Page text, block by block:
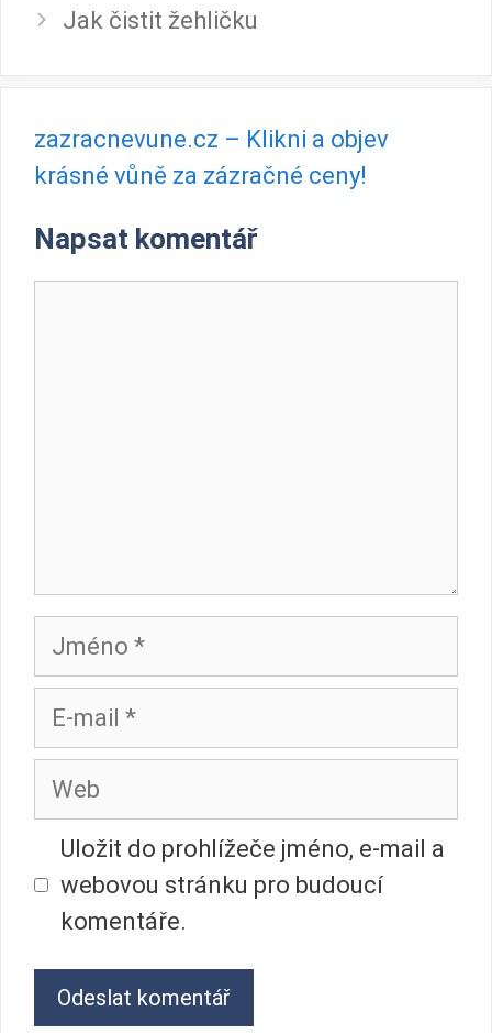
Jak čistit žehličku
zazracnevune.cz – Klikni a objev
krásné vůně za zázračné ceny!
Napsat komentář
Jméno
E-
mail
Web
Uložit do prohlížeče jméno, e-mail a
webovou stránku pro budoucí
komentáře.